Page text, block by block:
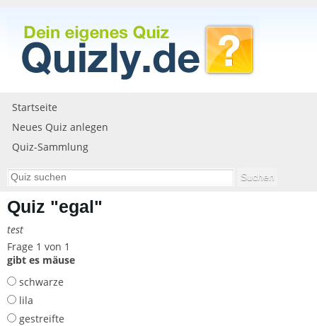
Startseite
Neues Quiz anlegen
Quiz-Sammlung
Quiz "egal"
test
Frage 1 von 1
gibt es mäuse
schwarze
lila
gestreifte